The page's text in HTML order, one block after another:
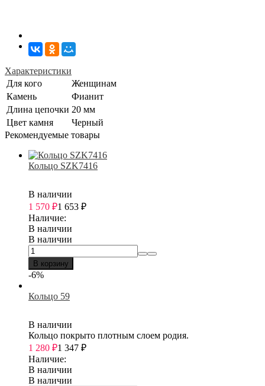
Характеристики
Для кого
Женщинам
Камень
Фианит
Длина цепочки 20 мм
Цвет камня
Черный
Рекомендуемые товары
Кольцо SZK7416
В наличии
1 570 ₽1 653 ₽
Наличие:
В наличии
В наличии
В корзину
-6%
Кольцо 59
В наличии
Кольцо покрыто плотным слоем родия.
1 280 ₽1 347 ₽
Наличие:
В наличии
В наличии